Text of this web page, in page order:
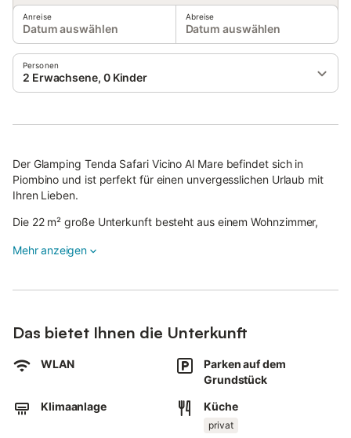
Anreise
Datum auswählen
Abreise
Datum auswählen
Personen
2 Erwachsene, 0 Kinder
Der Glamping Tenda Safari Vicino Al Mare befindet sich in
Piombino und ist perfekt für einen unvergesslichen Urlaub mit
Ihren Lieben.
Die 22 m² große Unterkunft besteht aus einem Wohnzimmer,
Badezimmer und bietet somit Platz für 2 Personen.
mit Garten und Grill, den die Gäste nutzen können.
Die Unterkunft befindet sich nur 300 m vom nächsten Strand
entfernt.
Ein Parkplatz ist auf dem Grundstück vorhanden.
Maximal ein Haustier ist gegen eine Gebühr erlaubt.
Rauchen und Veranstaltungen sind nicht erlaubt.
Mehr anzeigen
Das bietet Ihnen die Unterkunft
WLAN
Parken auf dem
Grundstück
Klimaanlage
Küche
privat